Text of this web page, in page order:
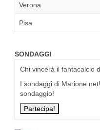
Verona
Pisa
SONDAGGI
Chi vincerà il fantacalcio
I sondaggi di
sondaggio!